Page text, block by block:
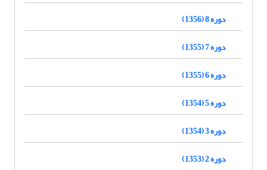
دوره 8 (1356)
دوره 7 (1355)
دوره 6 (1355)
دوره 5 (1354)
دوره 3 (1354)
دوره 2 (1353)